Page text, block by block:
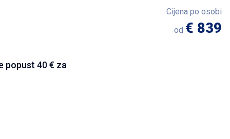
Cijena po osobi
od € 839
popust 40 € za